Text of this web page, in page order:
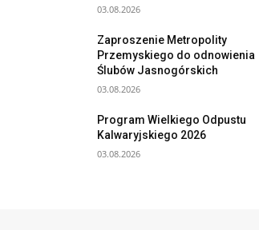
03.08.2026
Zaproszenie Metropolity
Przemyskiego do odnowienia
Ślubów Jasnogórskich
03.08.2026
Program Wielkiego Odpustu
Kalwaryjskiego 2026
03.08.2026